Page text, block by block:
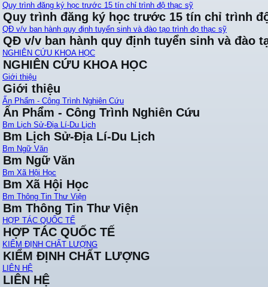
Quy trình đăng ký học trước 15 tín chỉ trình độ thạc sỹ
Quy trình đăng ký học trước 15 tín chỉ trình
QĐ v/v ban hành quy định tuyển sinh và đào tạo trình đọ thạc sỹ
QĐ v/v ban hành quy định tuyển sinh và đào
NGHIÊN CỨU KHOA HỌC
NGHIÊN CỨU KHOA HỌC
Giới thiệu
Giới thiệu
Ấn Phẩm - Công Trình Nghiên Cứu
Ấn Phẩm - Công Trình Nghiên Cứu
Bm Lịch Sử-Địa Lí-Du Lịch
Bm Lịch Sử-Địa Lí-Du Lịch
Bm Ngữ Văn
Bm Ngữ Văn
Bm Xã Hội Học
Bm Xã Hội Học
Bm Thông Tin Thư Viện
Bm Thông Tin Thư Viện
HỢP TÁC QUỐC TẾ
HỢP TÁC QUỐC TẾ
KIỂM ĐỊNH CHẤT LƯỢNG
KIỂM ĐỊNH CHẤT LƯỢNG
LIÊN HỆ
LIÊN HỆ